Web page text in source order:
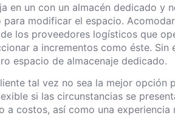
en un con un almacén dedicado y
modificar el espacio.
los proveedores logísticos que
a incrementos como éste.
espacio de almacenaje dedicado.
tal vez no sea la mejor opción
si las circunstancias se
a costos, así como una